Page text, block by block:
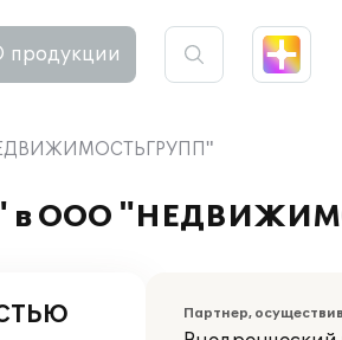
продукции
в ООО
Партнер,